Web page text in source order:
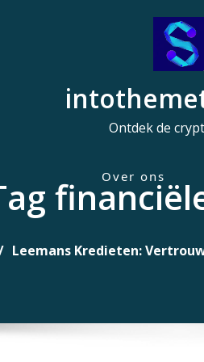
Ontdek de
o
f
e
Over ons
Leemans Kredieten: